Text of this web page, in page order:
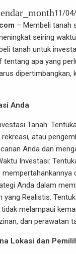
11/
– Membeli tanah
seiring
tanah untuk
apa yang
dipertimbangkan,
Anda
Tanah:
atau
Anda dan
Investasi:
Anda dalam
yang Realistis:
melampaui
dan perawatan
Lokasi dan